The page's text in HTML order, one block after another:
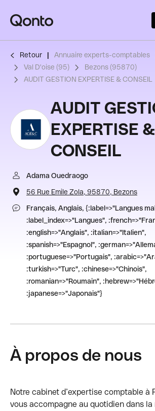
Retour Annuaire experts-comptables
Val D'oise (95)
Bezons (95870)
AUDIT GESTION EXPERTISE & CONSEIL
AUDIT
EXPERTISE &
CONSEIL
Adama Ouedraogo
56 Rue Emile Zola, 95870, Bezons
Français, Anglais, {:label=>"Langues
:label_index=>"Langues",
:english=>"Anglais", :italian=>"Italien",
:spanish=>"Espagnol",
:portuguese=>"Portugais",
:turkish=>"Turc", :chinese=>"Chinois",
:romanian=>"Roumain",
:japanese=>"Japonais"}
À propos de nous
Notre cabinet d’expertise comptable à
vous accompagne au quotidien dans la